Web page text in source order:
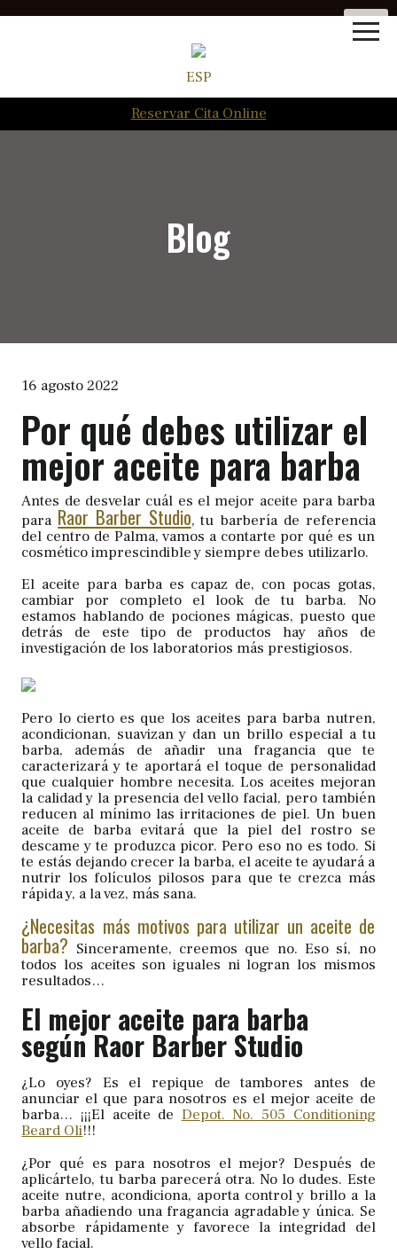
ESP
Reservar Cita Online
Blog
16 agosto 2022
Por qué debes utilizar el
mejor aceite para barba
Antes de desvelar cuál es el mejor aceite para barba
para Raor Barber Studio, tu barbería de referencia
del centro de Palma, vamos a contarte por qué es un
cosmético imprescindible y siempre debes utilizarlo.
El aceite para barba es capaz de, con pocas gotas,
cambiar por completo el look de tu barba. No
estamos hablando de pociones mágicas, puesto que
detrás de este tipo de productos hay años de
investigación de los laboratorios más prestigiosos.
Pero lo cierto es que los aceites para barba nutren,
acondicionan, suavizan y dan un brillo especial a tu
barba, además de añadir una fragancia que te
caracterizará y te aportará el toque de personalidad
que cualquier hombre necesita. Los aceites mejoran
la calidad y la presencia del vello facial, pero también
reducen al mínimo las irritaciones de piel. Un buen
aceite de barba evitará que la piel del rostro se
descame y te produzca picor. Pero eso no es todo. Si
te estás dejando crecer la barba, el aceite te ayudará a
nutrir los folículos pilosos para que te crezca más
rápida y, a la vez, más sana.
¿Necesitas más motivos para utilizar un aceite de
barba? Sinceramente, creemos que no. Eso sí, no
todos los aceites son iguales ni logran los mismos
resultados…
El mejor aceite para barba
según Raor Barber Studio
¿Lo oyes? Es el repique de tambores antes de
anunciar el que para nosotros es el mejor aceite de
barba… ¡¡¡El aceite de Depot. No. 505 Conditioning
Beard Oli!!!
¿Por qué es para nosotros el mejor? Después de
aplicártelo, tu barba parecerá otra. No lo dudes. Este
aceite nutre, acondiciona, aporta control y brillo a la
barba añadiendo una fragancia agradable y única. Se
absorbe rápidamente y favorece la integridad del
vello facial.